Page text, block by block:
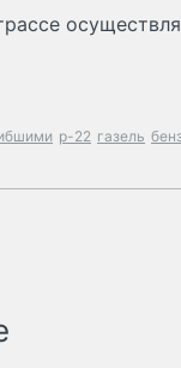
р-22 газель